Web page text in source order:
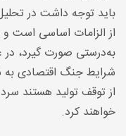
باید توجه داشت در
از الزامات اساسی است و
به‌درستی صورت گیرد، در
شرایط جنگ اقتصادی به
از توقف تولید هستند
خواهند کرد.